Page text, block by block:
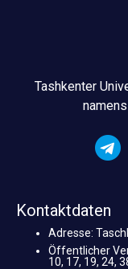
Tashkenter
Kontaktdaten
Adresse:
Öffentlicher
10, 17, 19, 24,